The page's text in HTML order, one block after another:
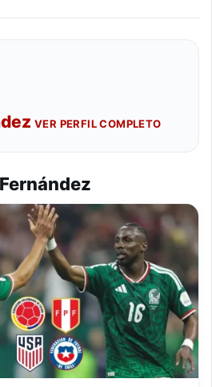
VER PERFIL COMPLETO